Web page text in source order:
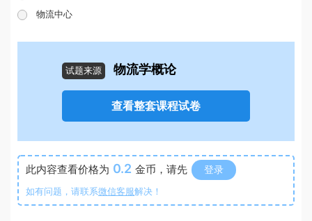
物流中心
试题来源 物流学概论
查看整套课程试卷
此内容查看价格为 0.2 金币，请先 登录
如有问题，请联系微信客服解决！